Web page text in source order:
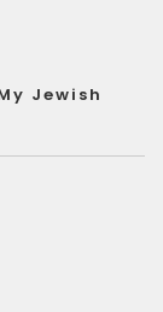
Jewish